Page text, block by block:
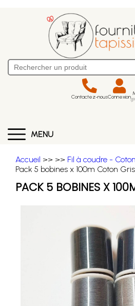
Contactez-nousConnexion
MENU
Accueil >> >> Fil à coudre -
Pack 5 bobines x 100m Coton Gris
PACK 5 BOBINES X